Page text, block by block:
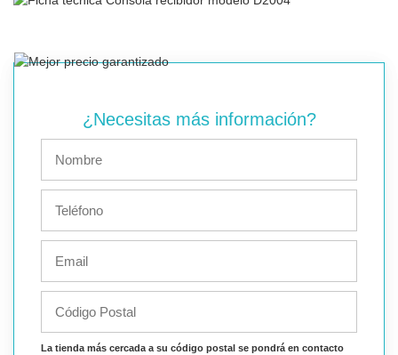
¿Necesitas más información?
La tienda más cercada a su código postal se pondrá en contacto